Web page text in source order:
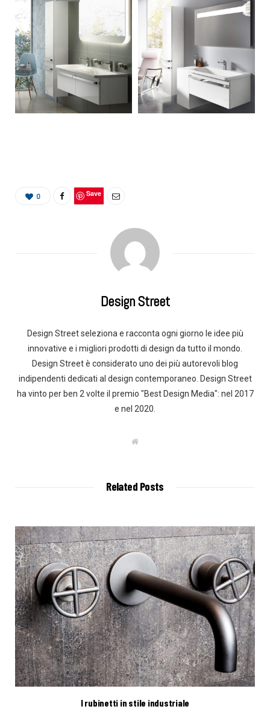
0 Save
Design Street
Design Street seleziona e racconta ogni giorno le idee più
innovative e i migliori prodotti di design da tutto il mondo.
Design Street è considerato uno dei più autorevoli blog
indipendenti dedicati al design contemporaneo. Design Street
ha vinto per ben 2 volte il premio "Best Design Media": nel 2017
e nel 2020.
W
Related Posts
I rubinetti in stile industriale